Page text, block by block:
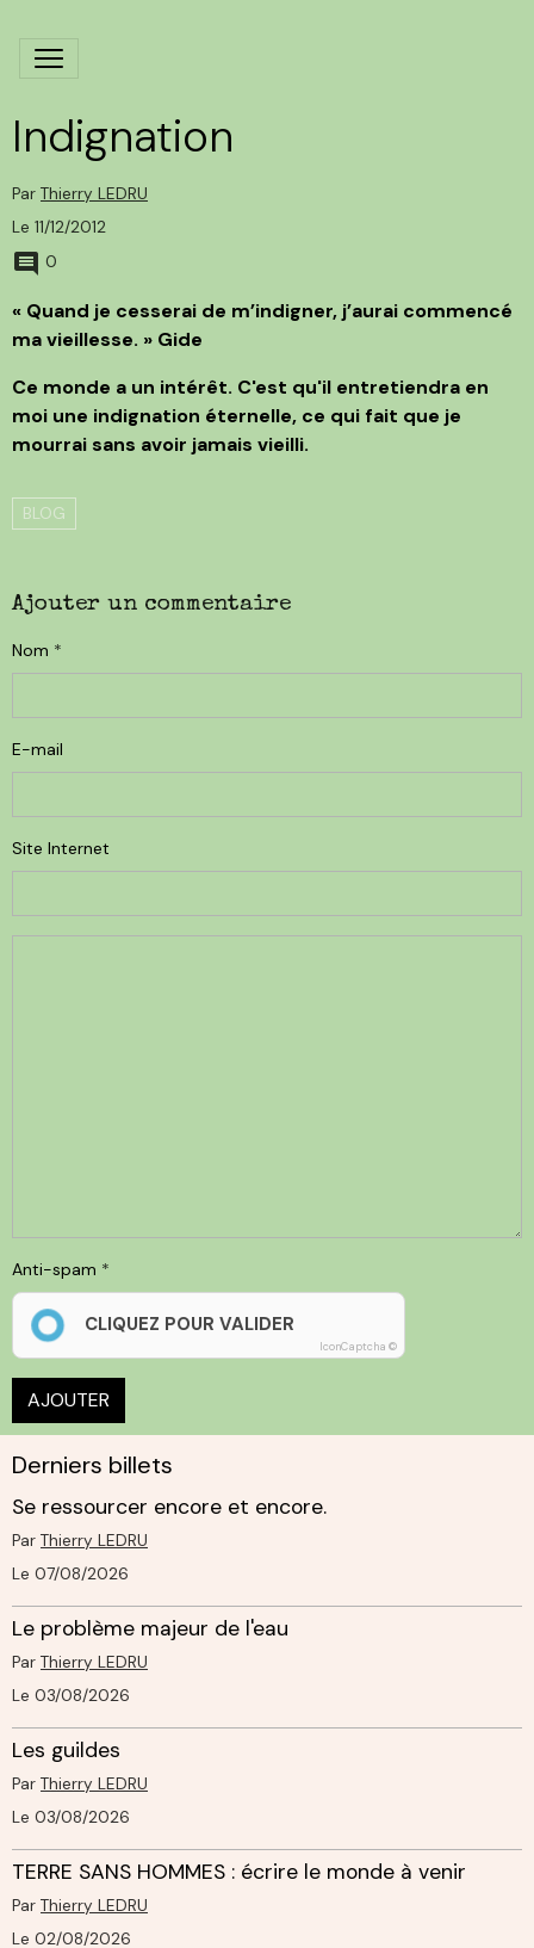
Indignation
Par Thierry LEDRU
Le 11/12/2012
0
« Quand je cesserai de m’indigner, j’aurai commencé
ma vieillesse. » Gide
Ce monde a un intérêt. C'est qu'il entretiendra en
moi une indignation éternelle, ce qui fait que je
mourrai sans avoir jamais vieilli.
BLOG
Ajouter un commentaire
Nom
E-mail
Site Internet
Anti-spam
CLIQUEZ POUR VALIDER
IconCaptcha ©
AJOUTER
Derniers billets
Se ressourcer encore et encore.
Par Thierry LEDRU
Le 07/08/2026
Le problème majeur de l'eau
Par Thierry LEDRU
Le 03/08/2026
Les guildes
Par Thierry LEDRU
Le 03/08/2026
TERRE SANS HOMMES : écrire le monde à venir
Par Thierry LEDRU
Le 02/08/2026